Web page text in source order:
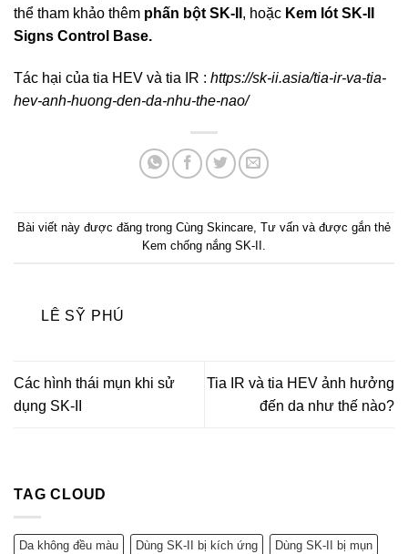
thể tham khảo thêm phấn bột SK-II , hoặc Kem lót SK-II
Signs Control Base.
Tác hại của tia HEV và tia IR : https://sk-ii.asia/tia-ir-va-tia-
hev-anh-huong-den-da-nhu-the-nao/
Bài viết này được đăng trong Cùng Skincare, Tư vấn và được gắn thẻ
Kem chống nắng SK-II .
LÊ SỸ PHÚ
Các hình thái mụn khi sử
dụng SK-II
Tia IR và tia HEV ảnh hưởng
đến da như thế nào?
TAG CLOUD
Da không đều màu Dùng SK-II bị kích ứng Dùng SK-II bị mụn